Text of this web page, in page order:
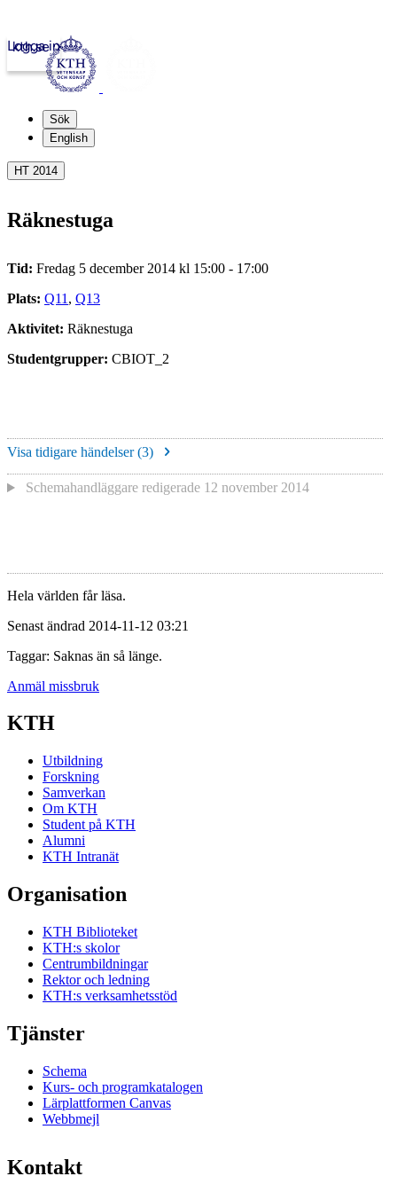
kth.se
Logga in
Sök
English
HT 2014
Räknestuga
Tid: Fredag 5 december 2014 kl 15:00 - 17:00
Plats: Q11 , Q13
Aktivitet: Räknestuga
Studentgrupper: CBIOT_2
Visa tidigare händelser (3)
Schemahandläggare redigerade 12 november 2014
Hela världen får läsa.
Senast ändrad 2014-11-12 03:21
Taggar: Saknas än så länge.
Anmäl missbruk
KTH
Utbildning
Forskning
Samverkan
Om KTH
Student på KTH
Alumni
KTH Intranät
Organisation
KTH Biblioteket
KTH:s skolor
Centrumbildningar
Rektor och ledning
KTH:s verksamhetsstöd
Tjänster
Schema
Kurs- och programkatalogen
Lärplattformen Canvas
Webbmejl
Kontakt